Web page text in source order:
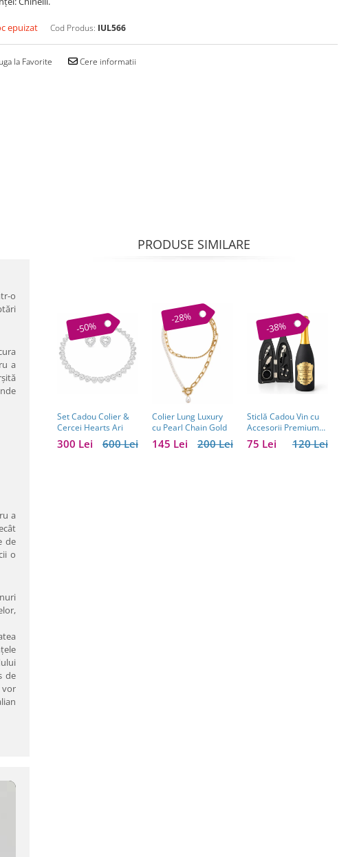
epuizat Cod Produs: IUL566
la Favorite Cere informatii
o
a
a
de
o
de
vor
PRODUSE SIMILARE
-50%
Set Cadou Colier &
Cercei Hearts Ari
600 Lei
300 Lei
-28%
Colier Lung Luxury
cu Pearl Chain Gold
200 Lei
145 Lei
-38%
Sticlă Cadou Vin cu
Accesorii Premium
Personalizată – Set
Elegant pentru120 Lei
75 Lei